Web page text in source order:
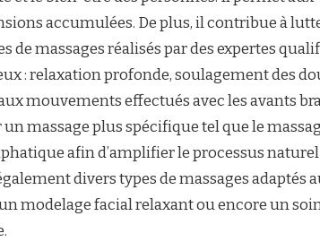
accumulées. De plus, il contribue à
massages réalisés par des expertes
: relaxation profonde, soulagement des
mouvements effectués avec les avants
massage plus spécifique tel que le
afin d’amplifier le processus
divers types de massages adaptés
modelage facial relaxant ou encore un